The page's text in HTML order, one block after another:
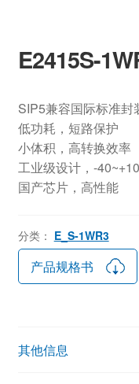
E2415S-
SIP5兼容国际标准封
低功耗，短路保护
小体积，高转换效率
工业级设计，-
国产芯片，高性能
分类： E_S-1WR3
产品规格书
其他信息